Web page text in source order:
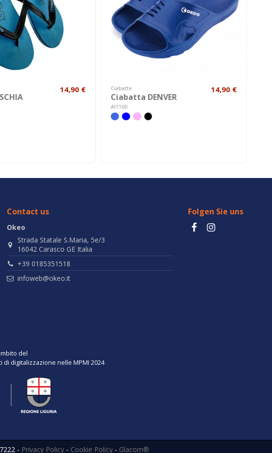
14,90 € Ciabatte
Ciabatta DENVER
AI1100
14,90 €
Contact us
Okeo
Strada Statale S.Maria, 5e/3
16042 Carasco GE Italia
+39 0185351518
infoweb@okeo.it
Folgen Sie uns
del
di digitalizzazione nelle MPMI 2024
- Privacy Policy- Cookie Policy- Glacom®